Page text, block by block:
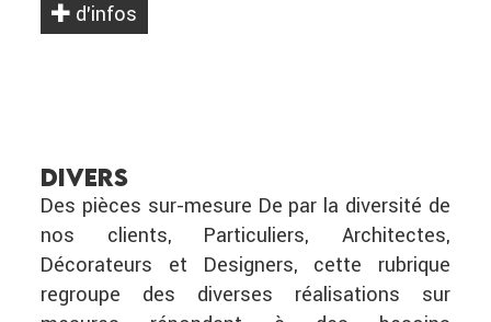
d’infos
DIVERS
Des pièces sur-mesure De par la diversité de
nos clients, Particuliers, Architectes,
Décorateurs et Designers, cette rubrique
regroupe des diverses réalisations sur